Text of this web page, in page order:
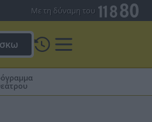
Με τη δύναμη του